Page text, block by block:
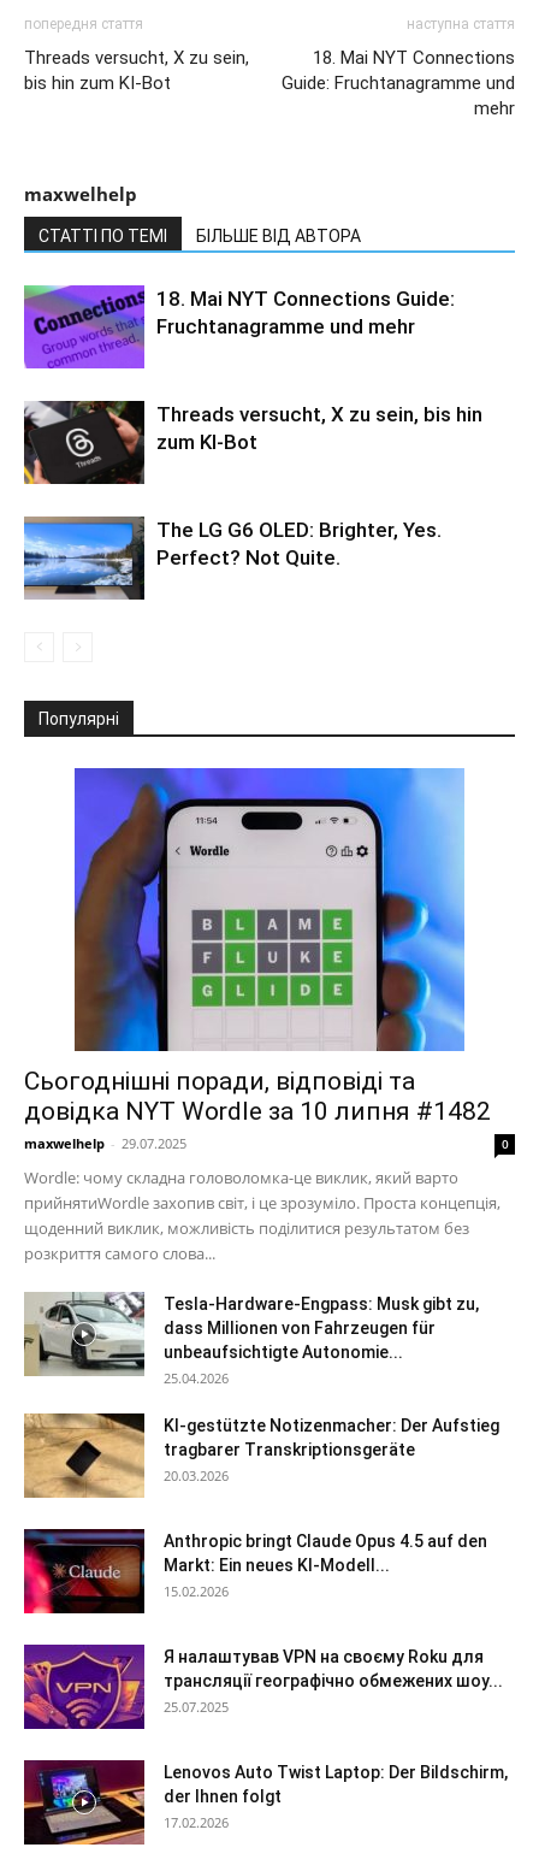
попередня стаття
Threads versucht, X zu sein,
bis hin zum KI-Bot
наступна стаття
18. Mai NYT Connections
Guide: Fruchtanagramme und
mehr
maxwelhelp
СТАТТІ ПО ТЕМІ БІЛЬШЕ ВІД АВТОРА
18. Mai NYT Connections Guide:
Fruchtanagramme und mehr
Threads versucht, X zu sein, bis hin
zum KI-Bot
The LG G6 OLED: Brighter, Yes.
Perfect? Not Quite.
Популярні
Сьогоднішні поради, відповіді та
довідка NYT Wordle за 10 липня #1482
maxwelhelp - 29.07.2025 0
Wordle: чому складна головоломка-це виклик, який варто
прийнятиWordle захопив світ, і це зрозуміло. Проста концепція,
щоденний виклик, можливість поділитися результатом без
розкриття самого слова...
Tesla-Hardware-Engpass: Musk gibt zu,
dass Millionen von Fahrzeugen für
unbeaufsichtigte Autonomie...
25.04.2026
KI-gestützte Notizenmacher: Der Aufstieg
tragbarer Transkriptionsgeräte
20.03.2026
Anthropic bringt Claude Opus 4.5 auf den
Markt: Ein neues KI-Modell...
15.02.2026
Я налаштував VPN на своєму Roku для
трансляції географічно обмежених шоу...
25.07.2025
Lenovos Auto Twist Laptop: Der Bildschirm,
der Ihnen folgt
17.02.2026